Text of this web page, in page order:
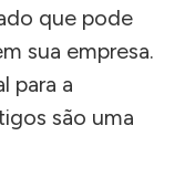
que pode
sua empresa.
para a
são uma